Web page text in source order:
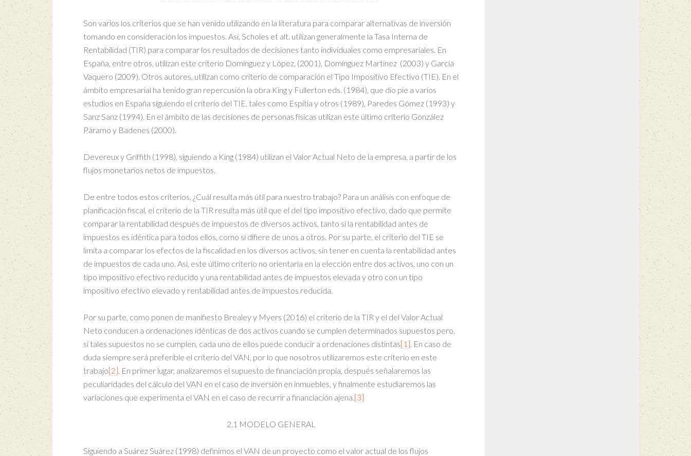
Son varios los criterios que se han venido utilizando en la literatura para comparar alternativas de inversión
tomando en consideración los impuestos. Así, Scholes et alt. utilizan generalmente la Tasa Interna de
Rentabilidad (TIR) para comparar los resultados de decisiones tanto individuales como empresariales. En
España, entre otros, utilizan este criterio Domínguez y López, (2001), Domínguez Martínez (2003) y García
Vaquero (2009). Otros autores, utilizan como criterio de comparación el Tipo Impositivo Efectivo (TIE). En el
ámbito empresarial ha tenido gran repercusión la obra King y Fullerton eds. (1984), que dio pie a varios
estudios en España siguiendo el criterio del TIE, tales como Espitia y otros (1989), Paredes Gómez (1993) y
Sanz Sanz (1994). En el ámbito de las decisiones de personas físicas utilizan este último criterio González
Páramo y Badenes (2000).
Devereux y Griffith (1998), siguiendo a King (1984) utilizan el Valor Actual Neto de la empresa, a partir de los
flujos monetarios netos de impuestos.
De entre todos estos criterios, ¿Cuál resulta más útil para nuestro trabajo? Para un análisis con enfoque de
planificación fiscal, el criterio de la TIR resulta más útil que el del tipo impositivo efectivo, dado que permite
comparar la rentabilidad después de impuestos de diversos activos, tanto si la rentabilidad antes de
impuestos es idéntica para todos ellos, como si difiere de unos a otros. Por su parte, el criterio del TIE se
limita a comparar los efectos de la fiscalidad en los diversos activos, sin tener en cuenta la rentabilidad antes
de impuestos de cada uno. Así, este último criterio no orientaría en la elección entre dos activos, uno con un
tipo impositivo efectivo reducido y una rentabilidad antes de impuestos elevada y otro con un tipo
impositivo efectivo elevado y rentabilidad antes de impuestos reducida.
Por su parte, como ponen de manifiesto Brealey y Myers (2016) el criterio de la TIR y el del Valor Actual
Neto conducen a ordenaciones idénticas de dos activos cuando se cumplen determinados supuestos pero,
si tales supuestos no se cumplen, cada uno de ellos puede conducir a ordenaciones distintas[1]. En caso de
duda siempre será preferible el criterio del VAN, por lo que nosotros utilizaremos este criterio en este
trabajo[2]. En primer lugar, analizaremos el supuesto de financiación propia, después señalaremos las
peculiaridades del cálculo del VAN en el caso de inversión en inmuebles, y finalmente estudiaremos las
variaciones que experimenta el VAN en el caso de recurrir a financiación ajena.[3]
2.1 MODELO GENERAL
Siguiendo a Suárez Suárez (1998) definimos el VAN de un proyecto como el valor actual de los flujos